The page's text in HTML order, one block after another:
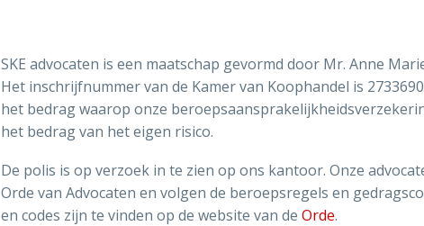
SKE advocaten is een maatschap gevormd door Mr. Anne
Het inschrijfnummer van de Kamer van Koophandel is
het bedrag waarop onze
het bedrag van het eigen risico.
De polis is op verzoek in te zien op ons kantoor. Onze
Orde van Advocaten en volgen de beroepsregels en
en codes zijn te vinden op de website van de Orde.